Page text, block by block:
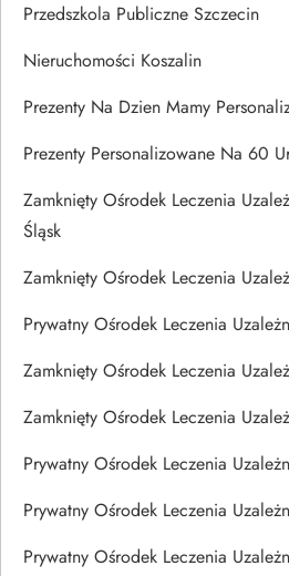
Przedszkola Publiczne Szczecin
Nieruchomości Koszalin
Prezenty Na Dzien Mamy
Prezenty Personalizowane Na 60
Zamknięty Ośrodek Leczenia
Śląsk
Zamknięty Ośrodek Leczenia
Prywatny Ośrodek Leczenia
Zamknięty Ośrodek Leczenia
Zamknięty Ośrodek Leczenia
Prywatny Ośrodek Leczenia
Prywatny Ośrodek Leczenia
Prywatny Ośrodek Leczenia